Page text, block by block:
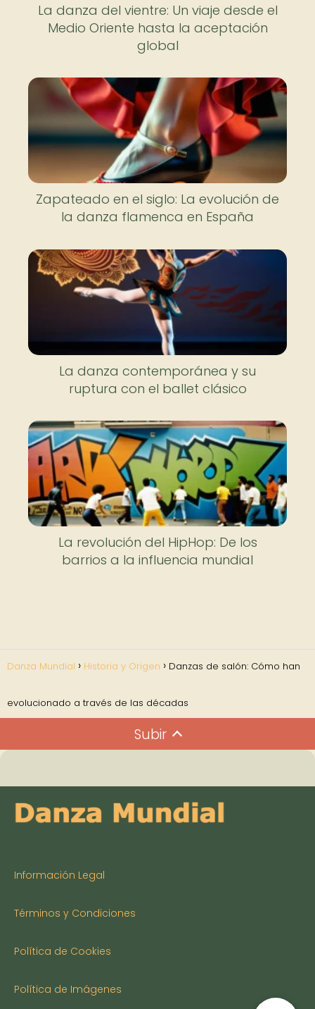
La danza del vientre: Un viaje desde el
Medio Oriente hasta la aceptación
global
Zapateado en el siglo: La evolución de
la danza flamenca en España
La danza contemporánea y su
ruptura con el ballet clásico
La revolución del HipHop: De los
barrios a la influencia mundial
Danza Mundial Historia y Origen Danzas de salón: Cómo han
evolucionado a través de las décadas
Subir
Información Legal
Términos y Condiciones
Política de Cookies
Política de Imágenes